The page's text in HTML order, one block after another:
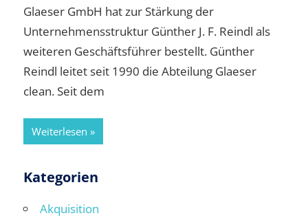
Glaeser GmbH hat zur Stärkung der
Unternehmensstruktur Günther J. F. Reindl als
weiteren Geschäftsführer bestellt. Günther
Reindl leitet seit 1990 die Abteilung Glaeser
clean. Seit dem
Weiterlesen
Kategorien
Akquisition